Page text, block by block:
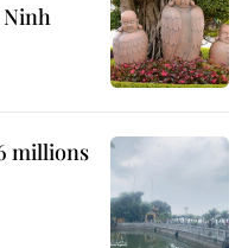
Ninh
millions